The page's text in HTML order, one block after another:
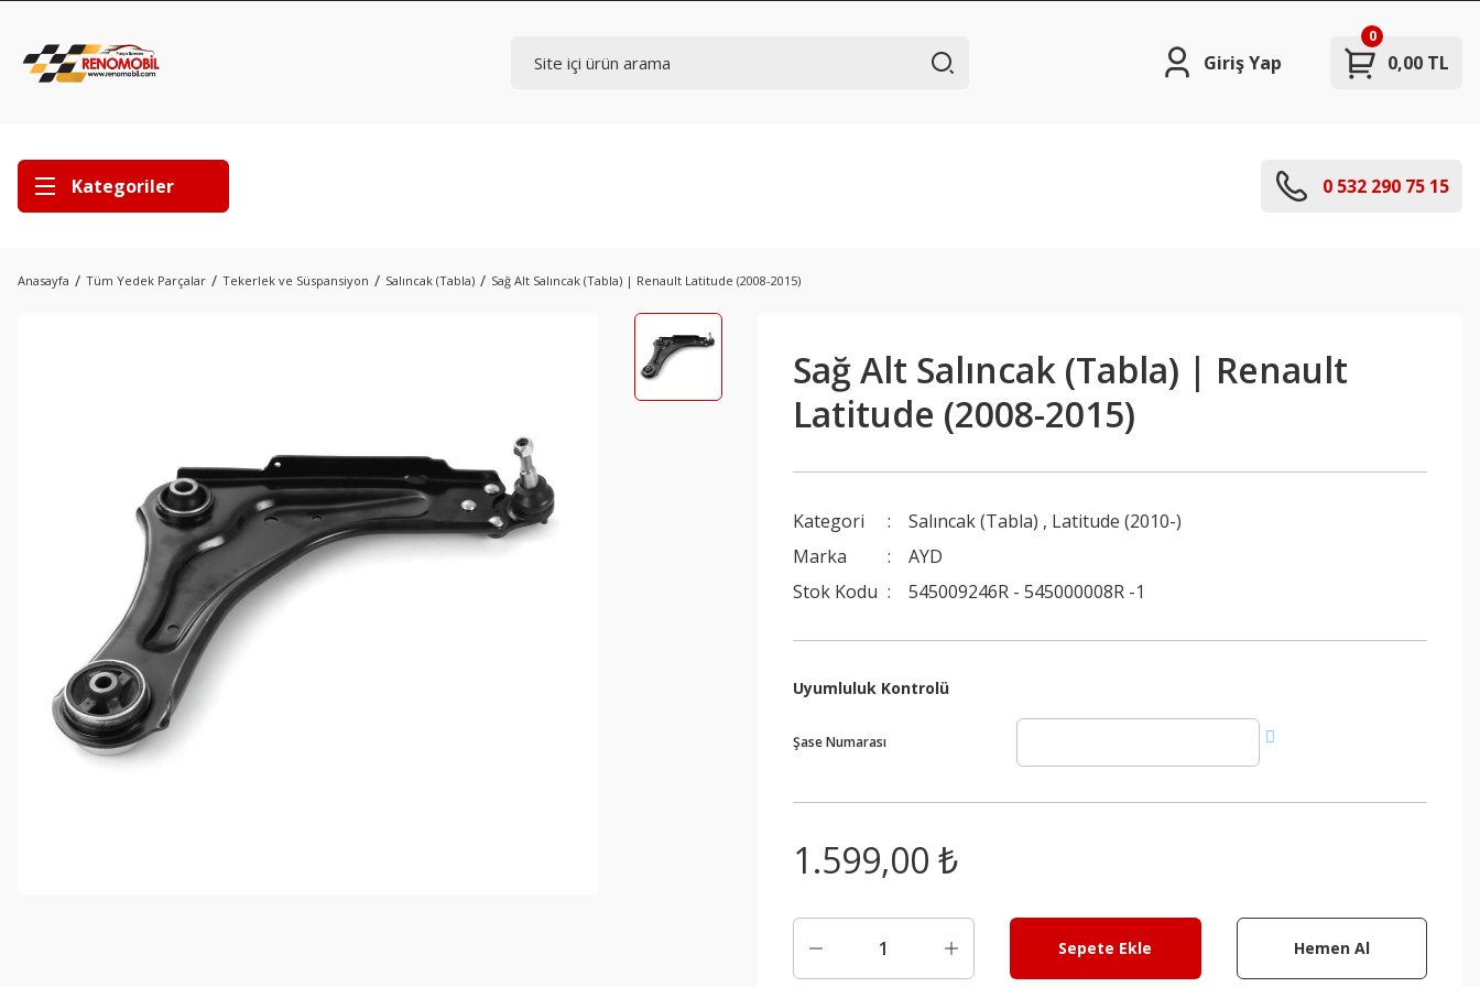
Giriş Yap 0,00 TL
0
Kategoriler 0 532 290 75 15
Anasayfa Tüm Yedek Parçalar Tekerlek ve Süspansiyon Salıncak (Tabla) Sağ Alt Salıncak (Tabla) | Renault Latitude (2008-2015)
Sağ Alt Salıncak (Tabla) | Renault
Latitude (2008-2015)
Kategori Salıncak (Tabla) , Latitude (2010-)
Marka
AYD
Stok Kodu
545009246R - 545000008R -1
Uyumluluk Kontrolü
Şase Numarası
1.599,00 ₺
Sepete Ekle Hemen Al